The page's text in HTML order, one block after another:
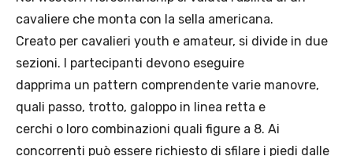
cavaliere che monta con la sella americana.
Creato per cavalieri youth e amateur, si divide in due
sezioni. I partecipanti devono eseguire
dapprima un pattern comprendente varie manovre,
quali passo, trotto, galoppo in linea retta e
cerchi o loro combinazioni quali figure a 8. Ai
concorrenti può essere richiesto di sfilare i piedi dalle